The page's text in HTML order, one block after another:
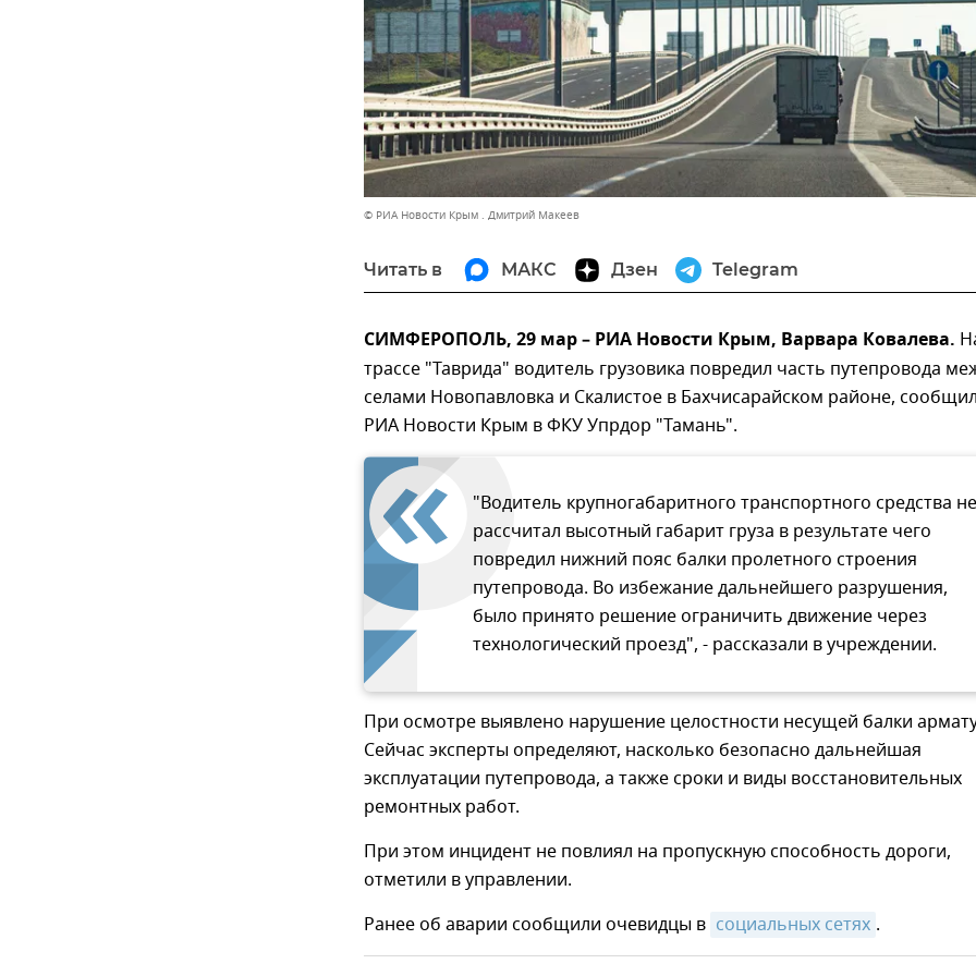
© РИА Новости Крым . Дмитрий Макеев
Читать в МАКС Дзен Telegram
СИМФЕРОПОЛЬ, 29 мар – РИА Новости Крым, Варвара Ковалева.
трассе "Таврида" водитель грузовика повредил часть путепровода
селами Новопавловка и Скалистое в Бахчисарайском районе,
РИА Новости Крым в ФКУ Упрдор "Тамань".
"Водитель крупногабаритного транспортного средства не
рассчитал высотный габарит груза в результате чего
повредил нижний пояс балки пролетного строения
путепровода. Во избежание дальнейшего разрушения,
было принято решение ограничить движение через
технологический проезд", - рассказали в учреждении.
При осмотре выявлено нарушение целостности несущей балки
Сейчас эксперты определяют, насколько безопасно дальнейшая
эксплуатации путепровода, а также сроки и виды восстановительных
ремонтных работ.
При этом инцидент не повлиял на пропускную способность дороги,
отметили в управлении.
Ранее об аварии сообщили очевидцы в социальных сетях .